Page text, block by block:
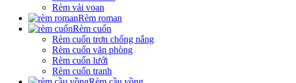
Rèm vải voan
Rèm roman
Rèm cuốn
Rèm cuốn trơn chống nắng
Rèm cuốn văn phòng
Rèm cuốn lưới
Rèm cuốn tranh